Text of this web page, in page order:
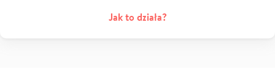
Jak to działa?